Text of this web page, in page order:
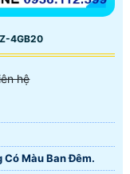
4GB20
hệ
Có Màu Ban Ðêm.